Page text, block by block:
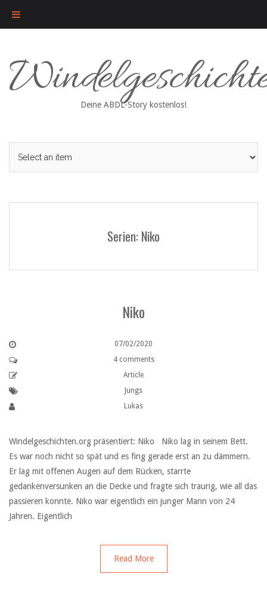
content
Deine ABDL-Story kostenlos!
Serien: Niko
Niko
07/02/2020
4 comments
Article
Jungs
Lukas
Windelgeschichten.org präsentiert: Niko Niko lag in seinem Bett.
Es war noch nicht so spät und es fing gerade erst an zu dämmern.
Er lag mit offenen Augen auf dem Rücken, starrte
gedankenversunken an die Decke und fragte sich traurig, wie all das
passieren konnte. Niko war eigentlich ein junger Mann von 24
Jahren. Eigentlich
Read More